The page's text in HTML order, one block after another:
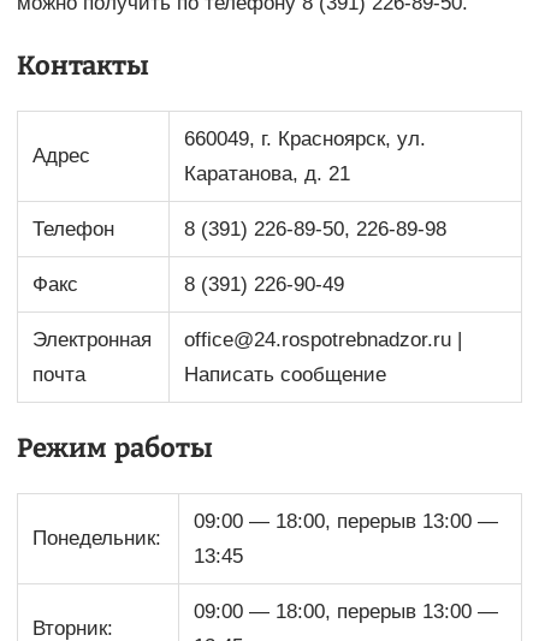
Контакты
Адрес
660049, г. Красноярск, ул.
Каратанова, д. 21
Телефон 8 (391) 226-89-50, 226-89-98
Факс 8 (391) 226-90-49
Электронная
почта
office@24.rospotrebnadzor.ru |
Написать сообщение
Режим работы
Понедельник:
09:00 — 18:00, перерыв 13:00 —
13:45
Вторник:
09:00 — 18:00, перерыв 13:00 —